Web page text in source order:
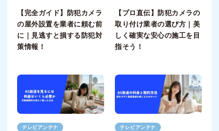
【完全ガイド】防犯カメラ
の屋外設置を業者に頼む前
に｜見逃すと損する防犯対
策情報！
【プロ直伝】防犯カメラの
取り付け業者の選び方｜美
しく確実な安心の施工を目
指そう！
テレビアンテナ テレビアンテナ